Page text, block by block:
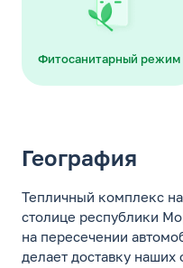
Фитосанитарный режим
География
Тепличный комплекс
столице республики
на пересечении
делает доставку